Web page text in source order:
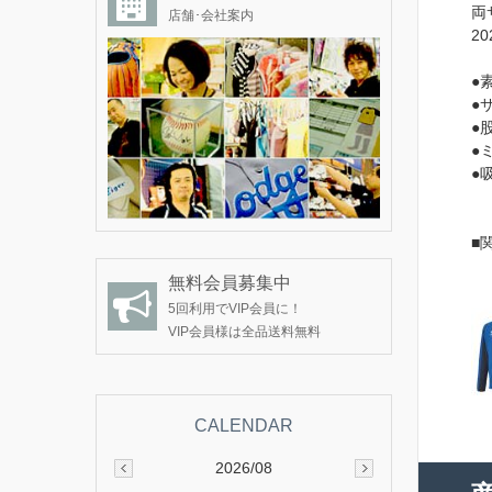
両
●
●
●
●
●
■
店舗･会社案内
無料会員募集中
5回利用でVIP会員に！
VIP会員様は全品送料無料
2026/08